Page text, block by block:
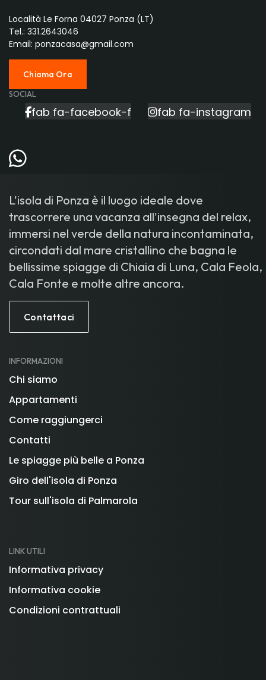
Località Le Forna 04027 Ponza (LT)
Tel.: 331.2643046
Email: ponzacasa@gmail.com
Chiama Ora
SOCIAL
fab fa-facebook-f fab fa-instagram
L'isola di Ponza è il luogo ideale dove
trascorrere una vacanza all'insegna del relax,
immersi nel verde della natura incontaminata,
circondati dal mare cristallino che bagna le
bellissime spiagge di Chiaia di Luna, Cala Feola,
Cala Fonte e molte altre ancora.
Contattaci
INFORMAZIONI
Chi siamo
Appartamenti
Come raggiungerci
Contatti
Le spiagge più belle a Ponza
Giro dell'isola di Ponza
Tour sull'isola di Palmarola
LINK UTILI
Informativa privacy
Informativa cookie
Condizioni contrattuali